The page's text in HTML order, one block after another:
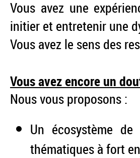
Vous avez une
initier et entretenir une
Vous avez le sens des
Vous avez encore un
Nous vous proposons :
Un écosystème
thématiques à fort